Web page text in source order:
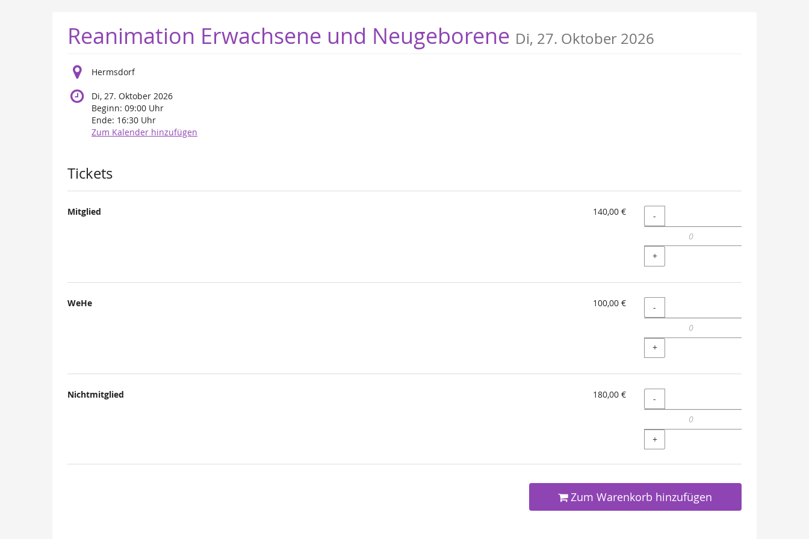
Reanimation Erwachsene und Neugeborene Di, 27. Oktober 2026
Hermsdorf
Di, 27. Oktober 2026
Beginn: 09:00 Uhr
Ende: 16:30 Uhr
Zum Kalender hinzufügen
Produkte
Tickets
Mitglied 140,00 € Menge
-
+
WeHe 100,00 € Menge
-
+
Nichtmitglied 180,00 € Menge
-
+
Zum Warenkorb hinzufügen